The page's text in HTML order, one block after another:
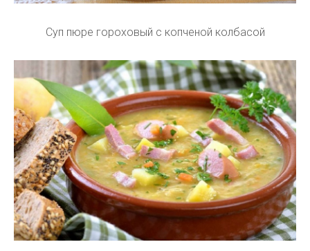
Суп пюре гороховый с копченой колбасой